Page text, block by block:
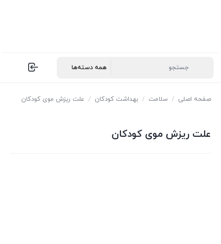
صفحه اصلی / سلامت / بهداشت کودکان / علت ریزش موی کودکان
علت ریزش موی کودکان